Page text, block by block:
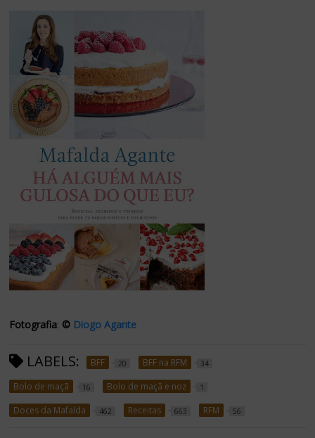
Fotografia: © Diogo Agante
LABELS: BFF 20 BFF na RFM 34
Bolo de maçã 16 Bolo de maçã e noz 1
Doces da Mafalda 462 Receitas 663 RFM 56